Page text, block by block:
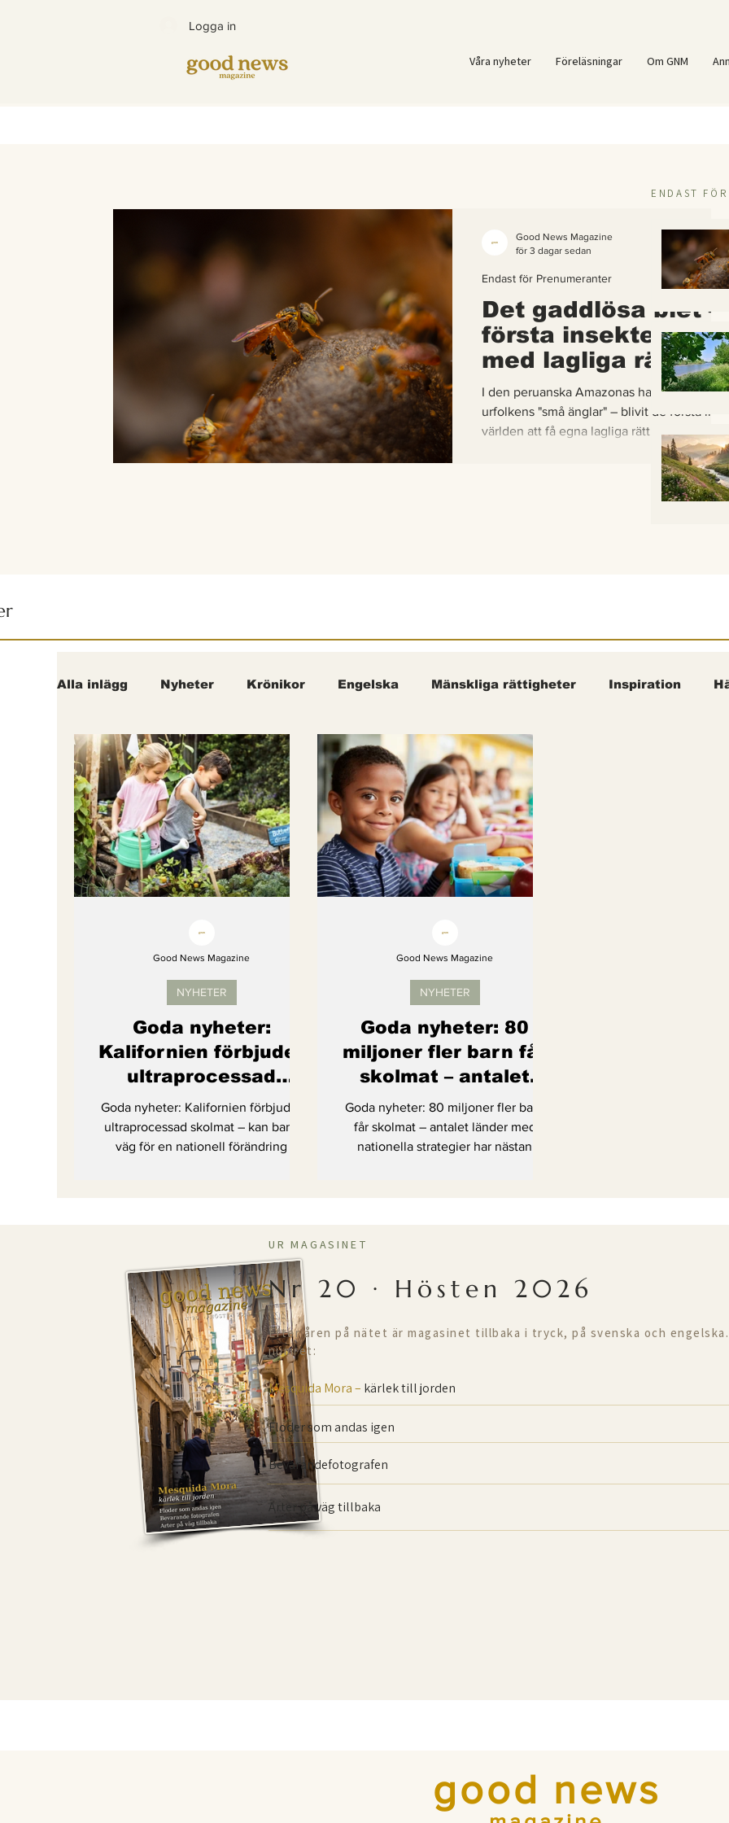
Logga in
Våra nyheter Föreläsningar Om GNM
Det gaddlösa biet –
första insekten i
med lagliga
I den peruanska Amazonas har de gaddlösa
urfolkens "små änglar" – blivit de första
världen att få egna lagliga rättigheter. En
om hur vetenskap, urfolkskunskap och
samman för att skydda regnskogens minsta
Endast för Prenumeranter
Good News Magazine
för 3 dagar sedan
ENDAST
Alla inlägg Nyheter Krönikor Engelska Mänskliga rättigheter Inspiration
Bättre värld Djurens rättigheter Kvinnors rättigheter
fredligare värld Kände du till.... Erbjudanden Videoklipp
Endast för Prenumeranter
Goda nyheter:
Kalifornien förbjuder
ultraprocessad
skolmat – kan bana
väg för en nationell
förändring
Goda nyheter: Kalifornien förbjuder
ultraprocessad skolmat – kan bana
väg för en nationell förändring
NYHETER
Good News Magazine
Goda nyheter: 80
miljoner fler barn får
skolmat – antalet
länder med nationella
strategier har nästan
fördubblats
Goda nyheter: 80 miljoner fler barn
får skolmat – antalet länder med
nationella strategier har nästan
NYHETER
Good News Magazine
UR MAGASINET
Nr 20 · Hösten 2026
Efter åren på nätet är magasinet tillbaka i tryck, på svenska och
numret:
Mesquida Mora – kärlek till jorden
Floder som andas igen
Bevarande­fotografen
Arter på väg tillbaka
good news